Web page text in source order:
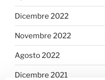
Dicembre 2022
Novembre 2022
Agosto 2022
Dicembre 2021